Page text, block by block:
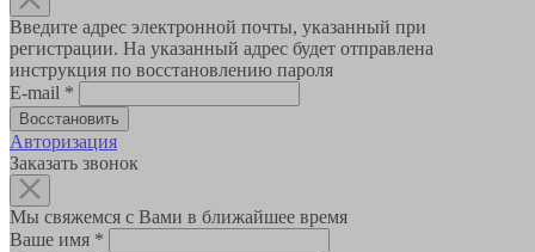
Введите адрес электронной почты, указанный при
регистрации. На указанный адрес будет отправлена
инструкция по восстановлению пароля
E-mail *
Авторизация
Заказать звонок
Мы свяжемся с Вами в ближайшее время
Ваше имя *